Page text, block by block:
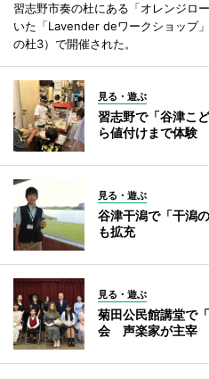
習志野市奏の杜にある「オレンジロ
いた「Lavender deワークショップ
の杜3）で開催された。
見る・遊ぶ
習志野で「谷津こ
ら値付けまで体験
見る・遊ぶ
谷津干潟で「干潟
も拡充
見る・遊ぶ
菊田公民館講堂で
会 声楽家が主宰